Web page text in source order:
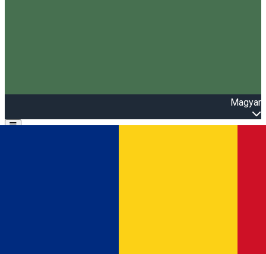
Magyar
Open main menu